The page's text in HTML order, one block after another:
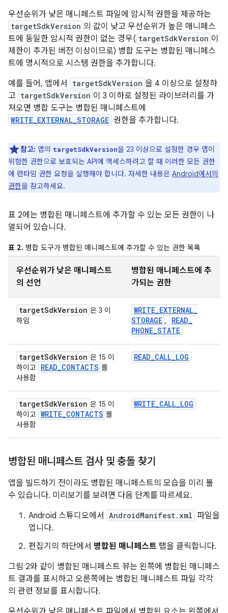
우선순위가 낮은 매니페스트 파일에 암시적 권한을 제공하는
targetSdkVersion 의 값이 낮고 우선순위가 높은 매니페스
트에 동일한 암시적 권한이 없는 경우( targetSdkVersion 이
제한이 추가된 버전 이상이므로) 병합 도구는 병합된 매니페스
트에 명시적으로 시스템 권한을 추가합니다.
예를 들어, 앱에서
targetSdkVersion 을 4 이상으로 설정하
고 targetSdkVersion 이 3 이하로 설정된 라이브러리를 가
져오면 병합 도구는 병합된 매니페스트에
WRITE_EXTERNAL_STORAGE 권한을 추가합니다.
참고: 앱의 targetSdkVersion을 23 이상으로 설정한 경우 앱이
위험한 권한으로 보호되는 API에 액세스하려고 할 때 이러한 모든 권한
에 런타임 권한 요청을 실행해야 합니다. 자세한 내용은 Android에서의
권한을 참고하세요.
표 2에는 병합된 매니페스트에 추가할 수 있는 모든 권한이 나
열되어 있습니다.
표 2. 병합 도구가 병합된 매니페스트에 추가할 수 있는 권한 목록
우선순위가 낮은 매니페스트
의 선언
병합된 매니페스트에 추
가되는 권한
targetSdkVersion 은 3 이
하임
WRITE_EXTERNAL_
STORAGE , READ_
PHONE_STATE
targetSdkVersion 은 15 이
하이고
READ_CONTACTS 를
사용함
READ_CALL_LOG
targetSdkVersion 은 15 이
하이고 WRITE_CONTACTS 를
사용함
WRITE_CALL_LOG
병합된 매니페스트 검사 및 충돌 찾기
앱을 빌드하기 전이라도 병합된 매니페스트의 모습을 미리 볼
수 있습니다. 미리보기를 보려면 다음 단계를 따르세요.
Android 스튜디오에서
AndroidManifest.xml 파일을
엽니다.
편집기의 하단에서 병합된 매니페스트 탭을 클릭합니다.
그림 2와 같이 병합된 매니페스트 뷰는 왼쪽에 병합된 매니페스
트 결과를 표시하고 오른쪽에는 병합된 매니페스트 파일 각각
의 관련 정보를 표시합니다.